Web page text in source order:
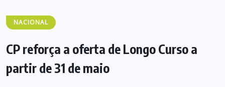
NACIONAL
CP reforça a oferta de Longo Curso a
partir de 31 de maio